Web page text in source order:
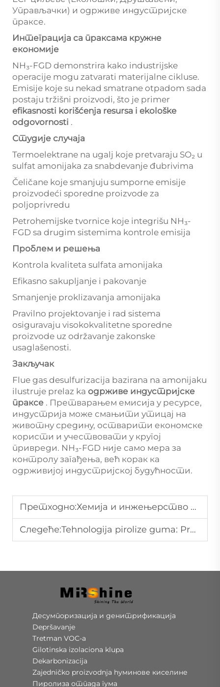
Управљачки) и одрживе индустријске
праксе.
Интеграција са праксама кружне
економије
NH₃-FGD demonstrira kako industrijske
operacije mogu zatvarati materijalne cikluse.
Emisije koje su nekad smatrane otpadom sada
postaju tržišni proizvodi, što je primer
efikasnosti korišćenja resursa i ekološke
odgovornosti .
Студије случаја
Termoelektrane na ugalj koje pretvaraju SO₂ u
sulfat amonijaka za snabdevanje đubrivima
Čeličane koje smanjuju sumporne emisije
proizvodeći sporedne proizvode za
poljoprivredu
Petrohemijske tvornice koje integrišu NH₃-
FGD sa drugim sistemima kontrole emisija
Проблем и решења
Kontrola kvaliteta sulfata amonijaka
Efikasno sakupljanje i pakovanje
Smanjenje proklizavanja amonijaka
Pravilno projektovanje i rad sistema
osiguravaju visokokvalitetne sporedne
proizvode uz održavanje zakonske
usaglašenosti.
Закључак
Flue gas desulfurizacija bazirana na amonijaku
ilustruje prelaz ka одрживе индустријске
праксе . Претварањем емисија у ресурсе,
индустрија може смањити утицај на
животну средину, остварити економске
користи и учествовати у кругој
привреди. NH₃-FGD није само мера за
контролу загађења, већ корак ка
одрживијој индустријској будућности.
Претходно:Хемија и инжењерство иза система за десулфуризацију помоћу амонијака
Следеће:Tehnologija pirolize guma: Pretvaranje otpadnih guma u vredne resurse
Десумпоризација и денитрификација
Depršavanje
Tretman VOC-a
Gilotinska izolaciona klupa
Dekarbonizacija
Zajedničko proizvodnja hуминове киселине
Пиролиза отпада гума